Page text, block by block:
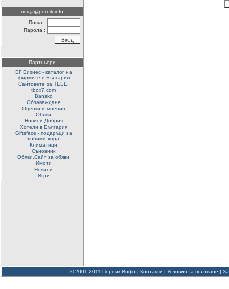
поща@pernik.info
Поща :
Парола :
Партньори
БГ Бизнес - каталог на
фирмите в България
Сайтовете за ТЕБЕ!
tbox7.com
Bansko
Обзавеждане
Оценки и мнения
Обяви
Новини Добрич
Хотели в България
Giftsface - подаръци за
любими хора!
Климатици
Съновник
Обяви.Сайт за обяви
Имоти
Новини
Игри
© 2001-2011 Перник Инфо | Контакти | Условия за ползване |